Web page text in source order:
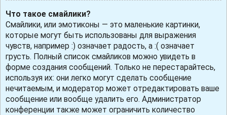
Что такое смайлики?
Смайлики, или эмотиконы — это маленькие картинки,
которые могут быть использованы для выражения
чувств, например :) означает радость, а :( означает
грусть. Полный список смайликов можно увидеть в
форме создания сообщений. Только не перестарайтесь,
используя их: они легко могут сделать сообщение
нечитаемым, и модератор может отредактировать ваше
сообщение или вообще удалить его. Администратор
конференции также может ограничить количество